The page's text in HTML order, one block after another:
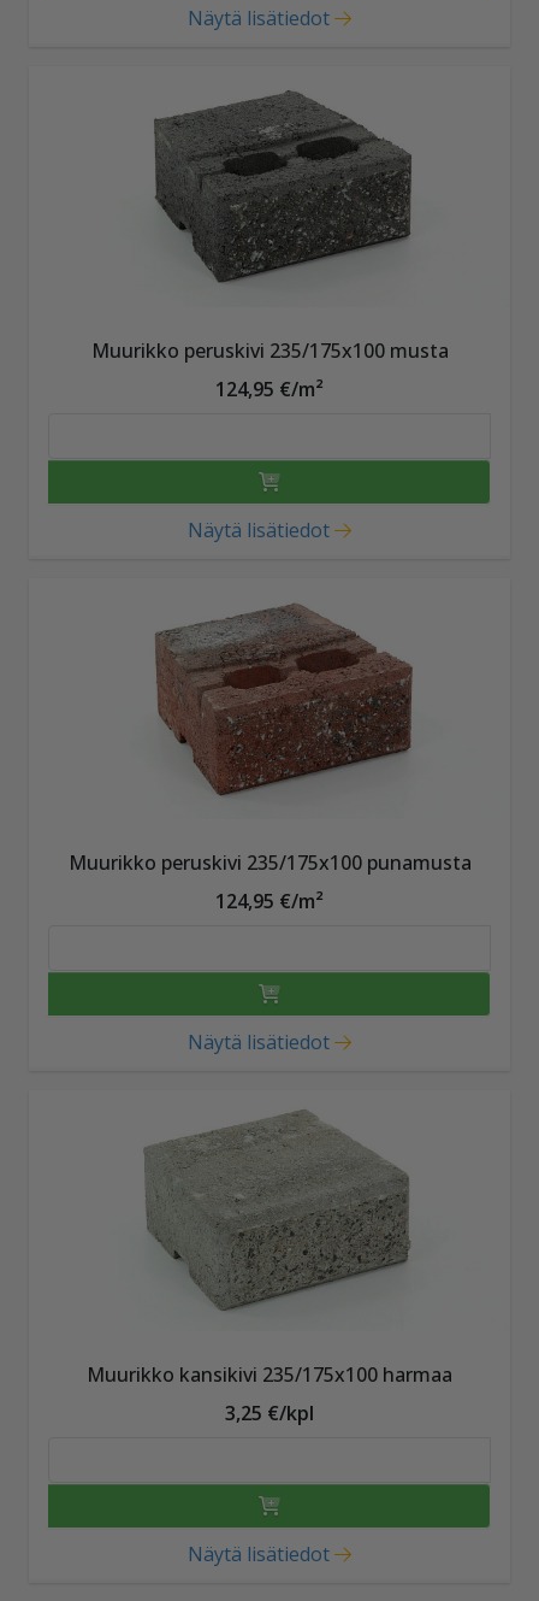
Näytä lisätiedot
Muurikko peruskivi 235/175x100 musta
124,95 €/m²
Näytä lisätiedot
Muurikko peruskivi 235/175x100 punamusta
124,95 €/m²
Näytä lisätiedot
Muurikko kansikivi 235/175x100 harmaa
3,25 €/kpl
Näytä lisätiedot